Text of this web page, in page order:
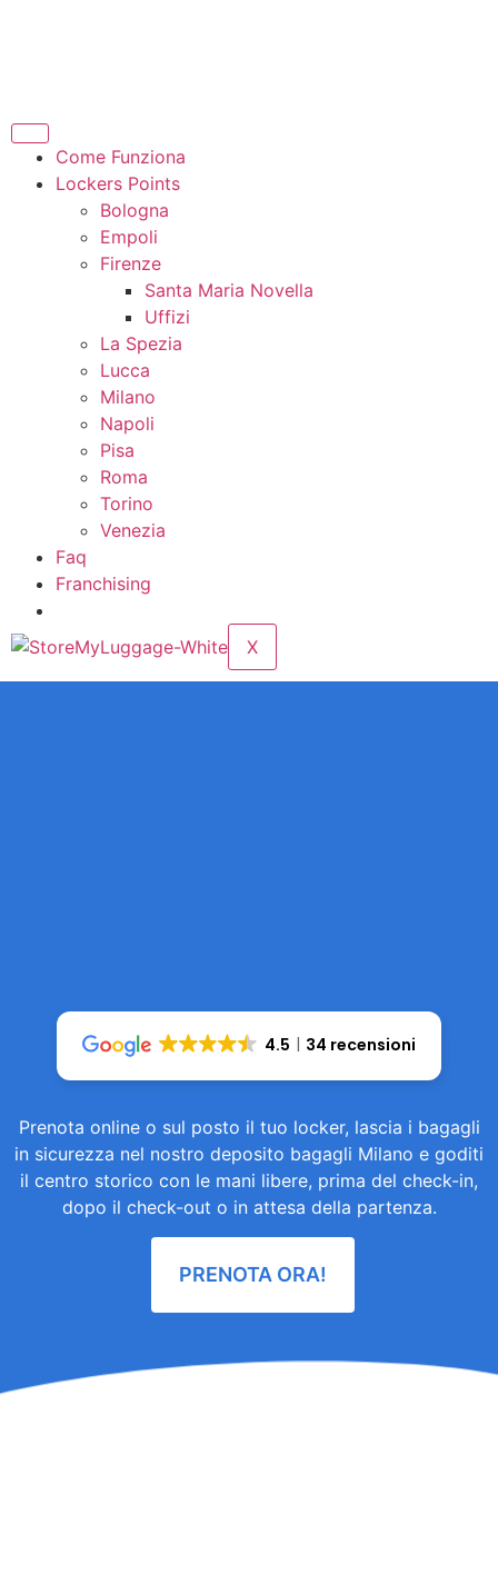
Come Funziona
Lockers Points
Bologna
Empoli
Firenze
Santa Maria Novella
Uffizi
La Spezia
Lucca
Milano
Napoli
Pisa
Roma
Torino
Venezia
Faq
Franchising
X
4.5 34 recensioni
Prenota online o sul posto il tuo locker, lascia i bagagli
in sicurezza nel nostro deposito bagagli Milano e goditi
il centro storico con le mani libere, prima del check-in,
dopo il check-out o in attesa della partenza.
PRENOTA ORA!